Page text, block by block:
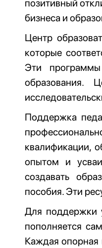
позитивный
бизнеса и
Центр
которые
Эти
образования.
Поддержка
квалификации,
опытом и
создавать
пособия. Эти
Для поддержки
пополняется
Каждая опорная